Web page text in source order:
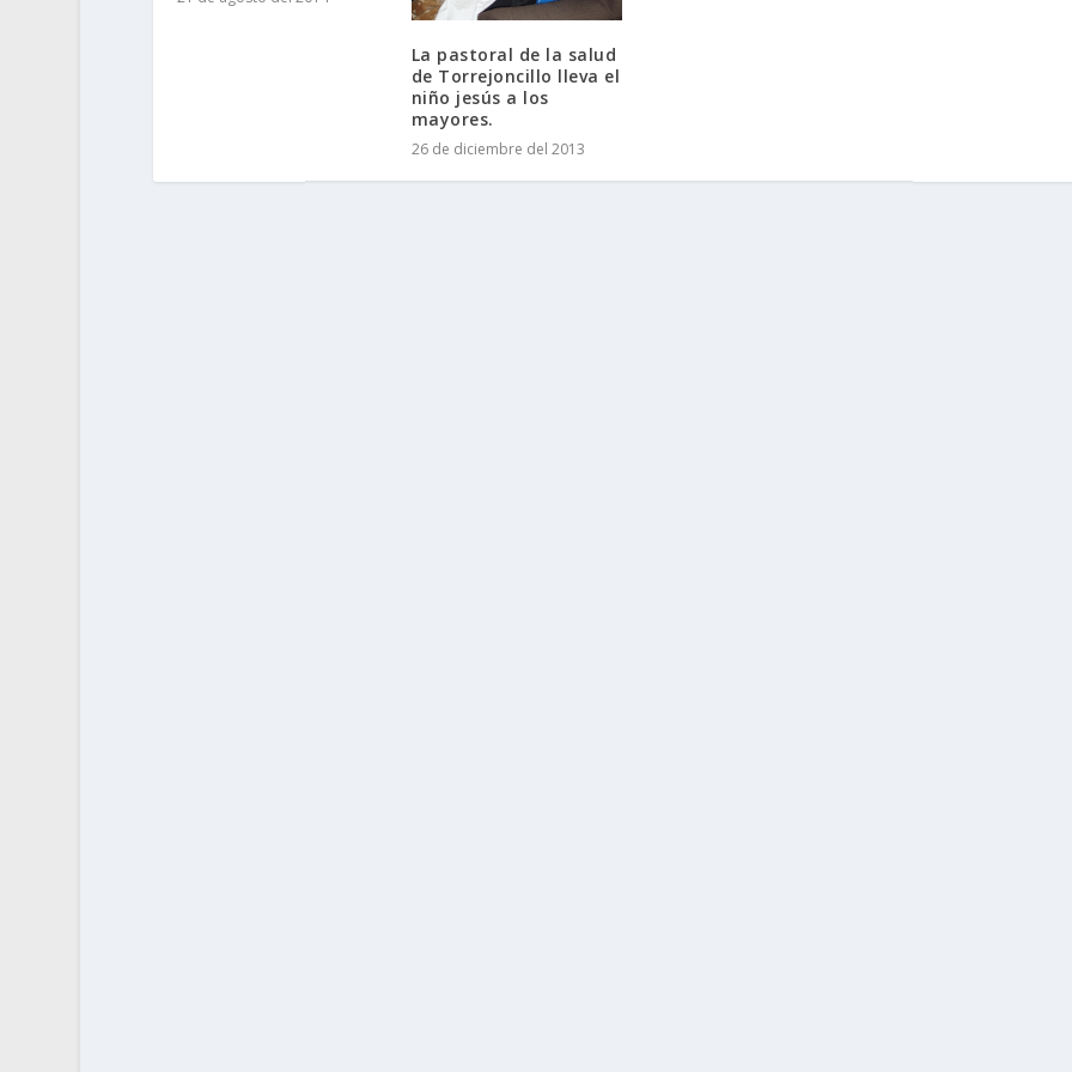
La pastoral de la salud
de Torrejoncillo lleva el
niño jesús a los
mayores.
26 de diciembre del 2013